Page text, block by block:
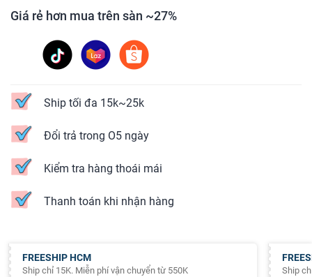
Giá rẻ hơn mua trên sàn ~27%
Ship tối đa 15k~25k
Đổi trả trong O5 ngày
Kiểm tra hàng thoái mái
Thanh toán khi nhận hàng
FREESHIP HCM
Ship chỉ 15K. Miễn phí vận chuyển từ 550K Ship